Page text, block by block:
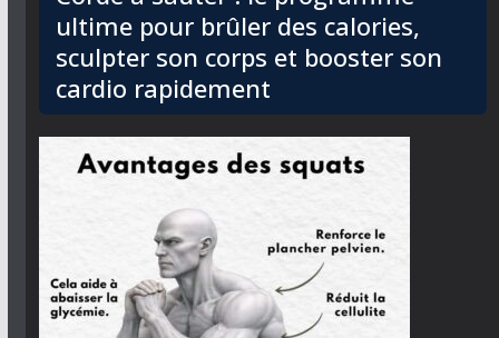
ultime pour brûler des calories,
sculpter son corps et booster son
cardio rapidement